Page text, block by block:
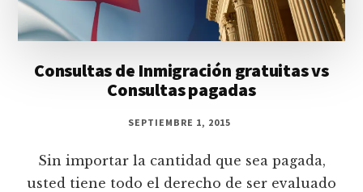
Consultas de Inmigración gratuitas vs
Consultas pagadas
SEPTIEMBRE 1, 2015
Sin importar la cantidad que sea pagada,
usted tiene todo el derecho de ser evaluado